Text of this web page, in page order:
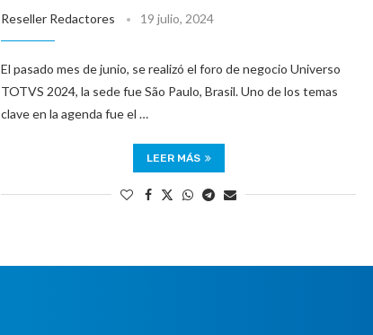
Reseller Redactores 19 julio, 2024
El pasado mes de junio, se realizó el foro de negocio Universo
TOTVS 2024, la sede fue São Paulo, Brasil. Uno de los temas
clave en la agenda fue el …
LEER MÁS